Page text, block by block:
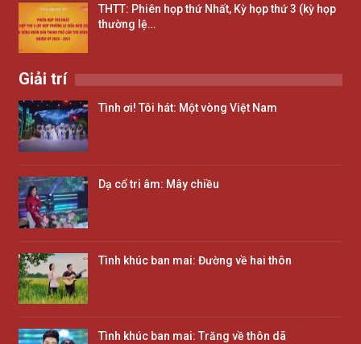
THTT: Phiên họp thứ Nhất, Kỳ họp thứ 3 (kỳ họp
thường lệ…
Giải trí
Tình ơi! Tôi hát: Một vòng Việt Nam
Dạ cổ tri âm: Mây chiều
Tình khúc ban mai: Đường về hai thôn
Tình khúc ban mai: Trăng về thôn dã